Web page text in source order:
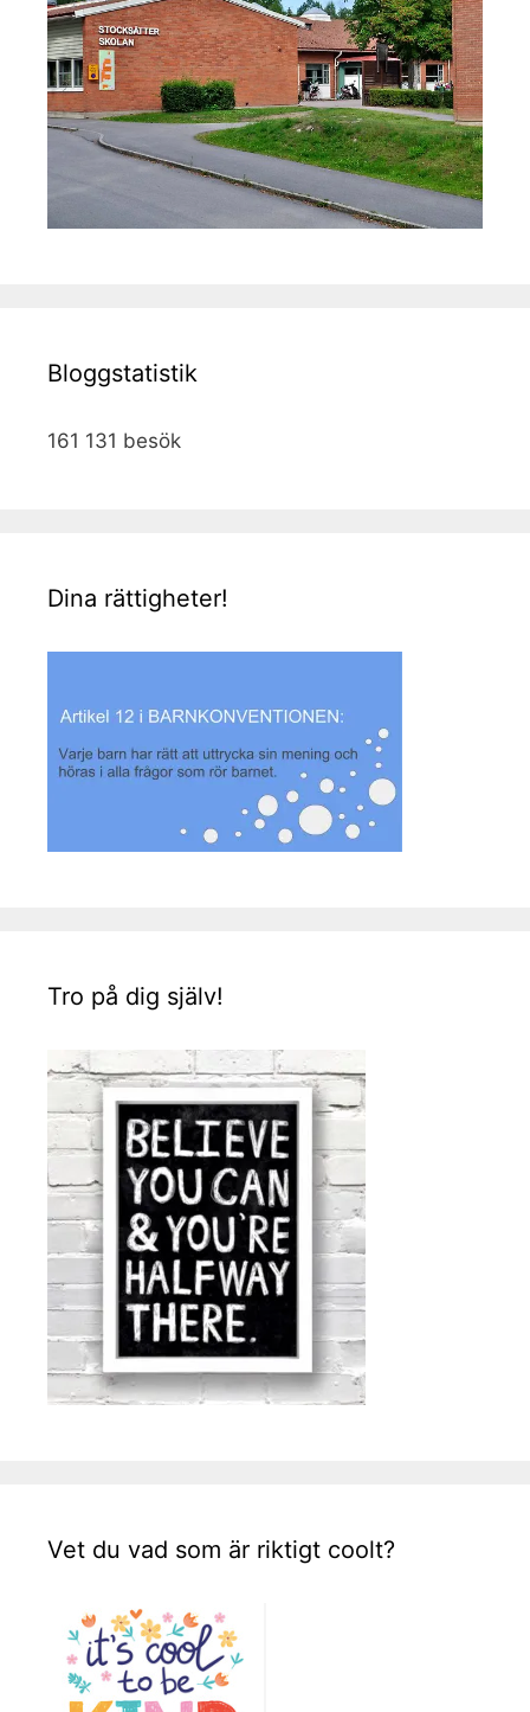
Bloggstatistik
161 131 besök
Dina rättigheter!
Tro på dig själv!
Vet du vad som är riktigt coolt?